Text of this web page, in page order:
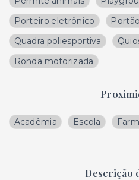
Porteiro eletrônico
Quadra poliesportiva
Ronda motorizada
Acadêmia Escola
Descrição